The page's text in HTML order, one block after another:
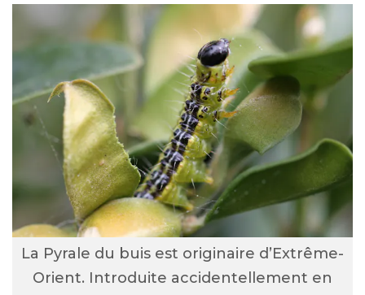
La Pyrale du buis est originaire d’Extrême-
Orient. Introduite accidentellement en